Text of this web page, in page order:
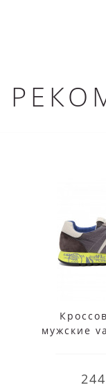
мужские